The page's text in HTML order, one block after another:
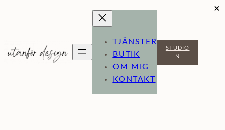
TJÄNSTER
BUTIK
OM MIG
KONTAKT
STUDIO
N
×